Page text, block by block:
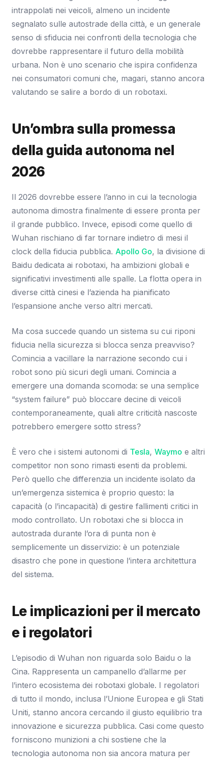
intrappolati nei veicoli, almeno un incidente
segnalato sulle autostrade della città, e un generale
senso di sfiducia nei confronti della tecnologia che
dovrebbe rappresentare il futuro della mobilità
urbana. Non è uno scenario che ispira confidenza
nei consumatori comuni che, magari, stanno ancora
valutando se salire a bordo di un robotaxi.
Un’ombra sulla promessa
della guida autonoma nel
2026
Il 2026 dovrebbe essere l’anno in cui la tecnologia
autonoma dimostra finalmente di essere pronta per
il grande pubblico. Invece, episodi come quello di
Wuhan rischiano di far tornare indietro di mesi il
clock della fiducia pubblica. Apollo Go, la divisione di
Baidu dedicata ai robotaxi, ha ambizioni globali e
significativi investimenti alle spalle. La flotta opera in
diverse città cinesi e l’azienda ha pianificato
l’espansione anche verso altri mercati.
Ma cosa succede quando un sistema su cui riponi
fiducia nella sicurezza si blocca senza preavviso?
Comincia a vacillare la narrazione secondo cui i
robot sono più sicuri degli umani. Comincia a
emergere una domanda scomoda: se una semplice
“system failure” può bloccare decine di veicoli
contemporaneamente, quali altre criticità nascoste
potrebbero emergere sotto stress?
È vero che i sistemi autonomi di Tesla, Waymo e altri
competitor non sono rimasti esenti da problemi.
Però quello che differenzia un incidente isolato da
un’emergenza sistemica è proprio questo: la
capacità (o l’incapacità) di gestire fallimenti critici in
modo controllato. Un robotaxi che si blocca in
autostrada durante l’ora di punta non è
semplicemente un disservizio: è un potenziale
disastro che pone in questione l’intera architettura
del sistema.
Le implicazioni per il mercato
e i regolatori
L’episodio di Wuhan non riguarda solo Baidu o la
Cina. Rappresenta un campanello d’allarme per
l’intero ecosistema dei robotaxi globale. I regolatori
di tutto il mondo, inclusa l’Unione Europea e gli Stati
Uniti, stanno ancora cercando il giusto equilibrio tra
innovazione e sicurezza pubblica. Casi come questo
forniscono munizioni a chi sostiene che la
tecnologia autonoma non sia ancora matura per